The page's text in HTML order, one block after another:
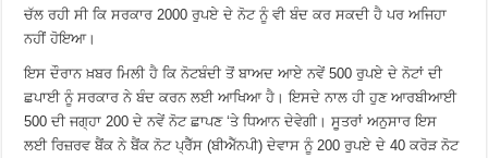
ਚੱਲ ਰਹੀ ਸੀ ਕਿ ਸਰਕਾਰ 2000 ਰੁਪਏ ਦੇ ਨੋਟ ਨੂੰ ਵੀ ਬੰਦ ਕਰ ਸਕਦੀ ਹੈ ਪਰ ਅਜਿਹਾ
ਨਹੀਂ ਹੋਇਆ।
ਇਸ ਦੌਰਾਨ ਖ਼ਬਰ ਮਿਲੀ ਹੈ ਕਿ ਨੋਟਬੰਦੀ ਤੋਂ ਬਾਅਦ ਆਏ ਨਵੇਂ 500 ਰੁਪਏ ਦੇ ਨੋਟਾਂ ਦੀ
ਛਪਾਈ ਨੂੰ ਸਰਕਾਰ ਨੇ ਬੰਦ ਕਰਨ ਲਈ ਆਖਿਆ ਹੈ। ਇਸਦੇ ਨਾਲ ਹੀ ਹੁਣ ਆਰਬੀਆਈ
500 ਦੀ ਜਗ੍ਹਾ 200 ਦੇ ਨਵੇਂ ਨੋਟ ਛਾਪਣ ‘ਤੇ ਧਿਆਨ ਦੇਵੇਗੀ। ਸੂਤਰਾਂ ਅਨੁਸਾਰ ਇਸ
ਲਈ ਰਿਜ਼ਰਵ ਬੈਂਕ ਨੇ ਬੈਂਕ ਨੋਟ ਪ੍ਰੈੱਸ (ਬੀਐੱਨਪੀ) ਦੇਵਾਸ ਨੂੰ 200 ਰੁਪਏ ਦੇ 40 ਕਰੋੜ ਨੋਟ